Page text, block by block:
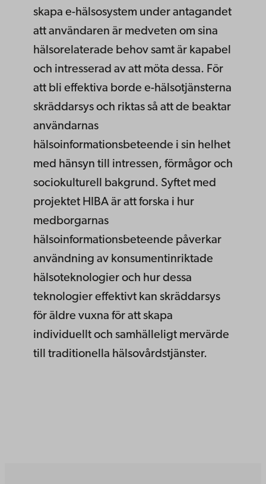
skapa e-hälsosystem under antagandet
att användaren är medveten om sina
hälsorelaterade behov samt är kapabel
och intresserad av att möta dessa. För
att bli effektiva borde e-hälsotjänsterna
skräddarsys och riktas så att de beaktar
användarnas
hälsoinformationsbeteende i sin helhet
med hänsyn till intressen, förmågor och
sociokulturell bakgrund. Syftet med
projektet HIBA är att forska i hur
medborgarnas
hälsoinformationsbeteende påverkar
användning av konsumentinriktade
hälsoteknologier och hur dessa
teknologier effektivt kan skräddarsys
för äldre vuxna för att skapa
individuellt och samhälleligt mervärde
till traditionella hälsovårdstjänster.